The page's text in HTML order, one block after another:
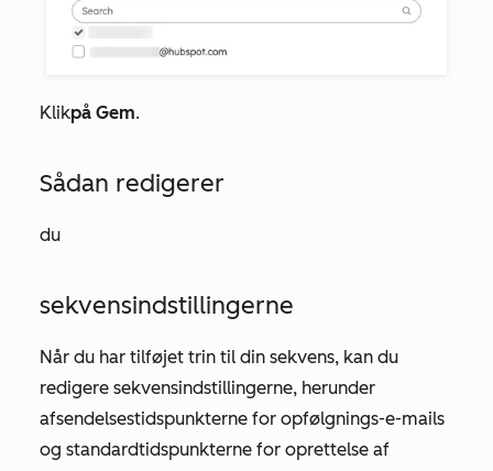
Klikpå Gem.
Sådan redigerer
du
sekvensindstillingerne
Når du har tilføjet trin til din sekvens, kan du
redigere sekvensindstillingerne, herunder
afsendelsestidspunkterne for opfølgnings-e-mails
og standardtidspunkterne for oprettelse af